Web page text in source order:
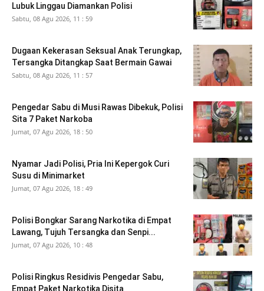
Lubuk Linggau Diamankan Polisi
Sabtu, 08 Agu 2026, 11 : 59
Dugaan Kekerasan Seksual Anak Terungkap,
Tersangka Ditangkap Saat Bermain Gawai
Sabtu, 08 Agu 2026, 11 : 57
Pengedar Sabu di Musi Rawas Dibekuk, Polisi
Sita 7 Paket Narkoba
Jumat, 07 Agu 2026, 18 : 50
Nyamar Jadi Polisi, Pria Ini Kepergok Curi
Susu di Minimarket
Jumat, 07 Agu 2026, 18 : 49
Polisi Bongkar Sarang Narkotika di Empat
Lawang, Tujuh Tersangka dan Senpi...
Jumat, 07 Agu 2026, 10 : 48
Polisi Ringkus Residivis Pengedar Sabu,
Empat Paket Narkotika Disita